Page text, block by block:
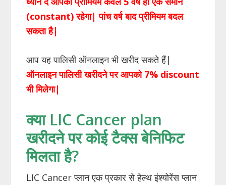
(constant) रहेगा| पांच वर्ष बाद प्रीमियम बदल
सकता है|
आप यह पालिसी ऑनलाइन भी खरीद सकते हैं|
ऑनलाइन पालिसी खरीदने पर आपको 7% discount
भी मिलेगा|
क्या LIC Cancer plan
खरीदने पर कोई टैक्स बेनिफिट
मिलता है?
LIC Cancer प्लान एक प्रकार से हेल्थ इंश्योरेंस प्लान